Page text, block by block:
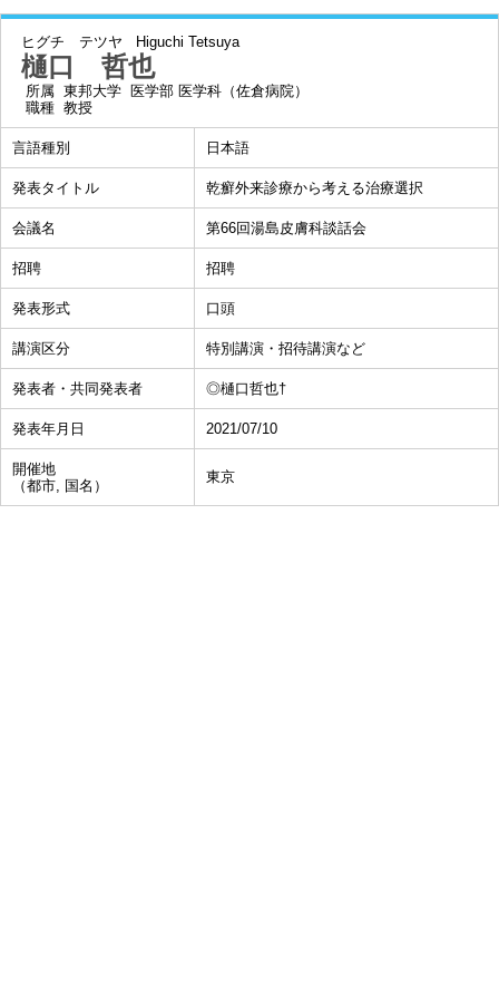
ヒグチ テツヤ Higuchi Tetsuya
樋口 哲也
所属 東邦大学 医学部 医学科（佐倉病院）
職種 教授
言語種別 日本語
発表タイトル 乾癬外来診療から考える治療選択
会議名 第66回湯島皮膚科談話会
招聘 招聘
発表形式 口頭
講演区分 特別講演・招待講演など
発表者・共同発表者 ◎樋口哲也†
発表年月日 2021/07/10
開催地
（都市, 国名）
東京